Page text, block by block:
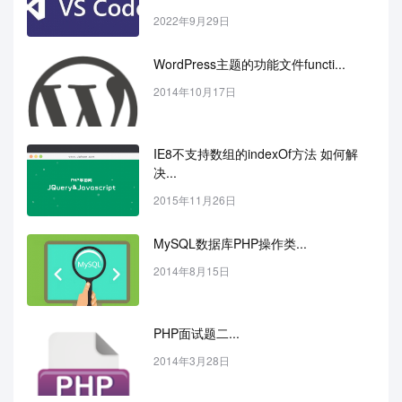
2022年9月29日
WordPress主题的功能文件functi...
2014年10月17日
IE8不支持数组的indexOf方法 如何解
决...
2015年11月26日
MySQL数据库PHP操作类...
2014年8月15日
PHP面试题二...
2014年3月28日